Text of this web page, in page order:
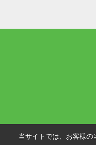
当サイトでは、お客様